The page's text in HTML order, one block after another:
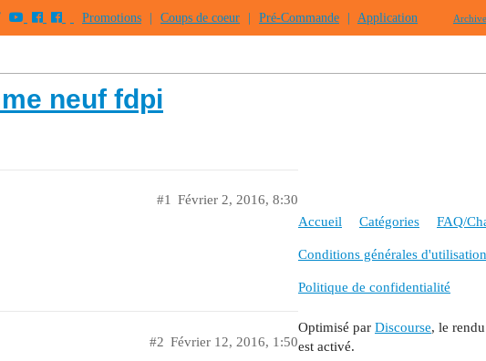
Promotions Coups de coeur Pré-Commande Application
neuf fdpi
Février 2, 2016, 8:30
#1
Février 12, 2016, 1:50
#2
Accueil Catégories FAQ/
Conditions générales d'utilisation
Politique de confidentialité
Optimisé par Discourse, le
est activé.